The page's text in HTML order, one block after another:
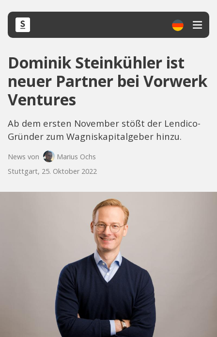
Dominik Steinkühler ist
neuer Partner bei Vorwerk
Ventures
Ab dem ersten November stößt der Lendico-
Gründer zum Wagniskapitalgeber hinzu.
News von
Marius Ochs
Stuttgart, 25. Oktober 2022